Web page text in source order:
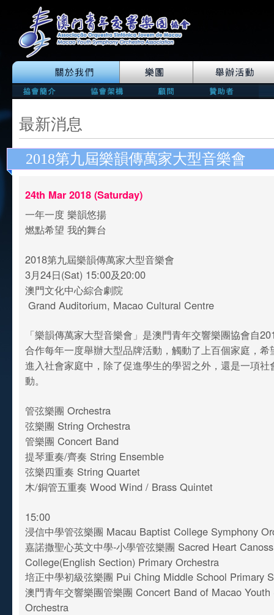
最新消息
2018第九屆樂韻傳萬家大型音樂會
24th Mar 2018 (Saturday)
一年一度 樂韻悠揚
燃點希望 我的舞台
2018第九屆樂韻傳萬家大型音樂會
3月24日(Sat) 15:00及20:00
澳門文化中心綜合劇院
Grand Auditorium, Macao Cultural Centre
「樂韻傳萬家大型音樂會」是澳門青年交響樂團協會自
合作每年一度舉辦大型品牌活動，觸動了上百個家庭，希
進入社會家庭中，除了促進學生的學習之外，還是一項社
動。
管弦樂團 Orchestra
弦樂團 String Orchestra
管樂團 Concert Band
提琴重奏/齊奏 String Ensemble
弦樂四重奏 String Quartet
木/銅管五重奏 Wood Wind / Brass Quintet
15:00
浸信中學管弦樂團 Macau Baptist College Symphony
嘉諾撒聖心英文中學-小學管弦樂團 Sacred Heart
College(English Section) Primary Orchestra
培正中學初級弦樂團 Pui Ching Middle School Primary
澳門青年交響樂團管樂團 Concert Band of Macao
Orchestra